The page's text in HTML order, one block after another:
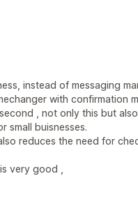
instead of messaging
with confirmation
, not only this but
small buisnesses.
reduces the need for
very good ,